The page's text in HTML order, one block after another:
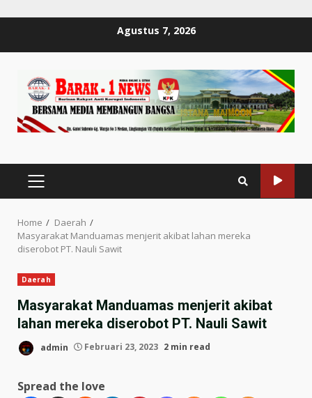
Agustus 7, 2026
PRIMARY
MENU
Home
Daerah
Masyarakat Manduamas menjerit akibat lahan mereka
diserobot PT. Nauli Sawit
Daerah
Masyarakat Manduamas menjerit akibat
lahan mereka diserobot PT. Nauli Sawit
admin Februari 23, 2023 2 min read
Spread the love